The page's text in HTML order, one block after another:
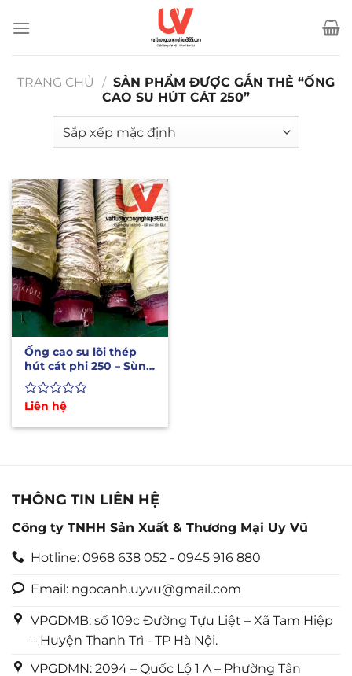
qua
TRANG CHỦ
/ SẢN PHẨM ĐƯỢC GẮN THẺ “ỐNG
CAO SU HÚT CÁT 250”
Ống cao su lõi thép
hút cát phi 250 – Sùng
hút cát dài 6m,10m,
12m
Được
hạng
Liên hệ
THÔNG TIN LIÊN HỆ
Công ty TNHH Sản Xuất & Thương Mại Uy Vũ
Hotline: 0968 638 052 - 0945 916 880
Email: ngocanh.uyvu@gmail.com
VPGDMB: số 109c Đường Tựu Liệt – Xã Tam Hiệp
– Huyện Thanh Trì - TP Hà Nội.
VPGDMN: 2094 – Quốc Lộ 1 A – Phường Tân